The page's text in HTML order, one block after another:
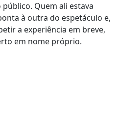
Quem ali estava
à outra do espetáculo e,
a experiência em breve,
em nome próprio.